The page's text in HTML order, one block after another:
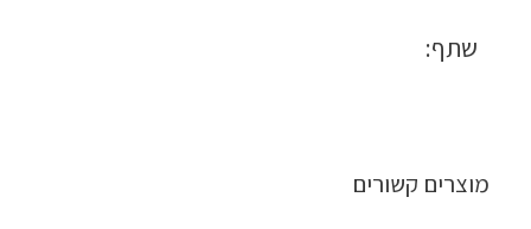
שתף:
מוצרים קשורים